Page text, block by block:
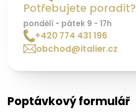
Potřebujete poradit?
pondělí - pátek 9 - 17h
+420 774 431 196
obchod@italier.cz
Poptávkový formulář